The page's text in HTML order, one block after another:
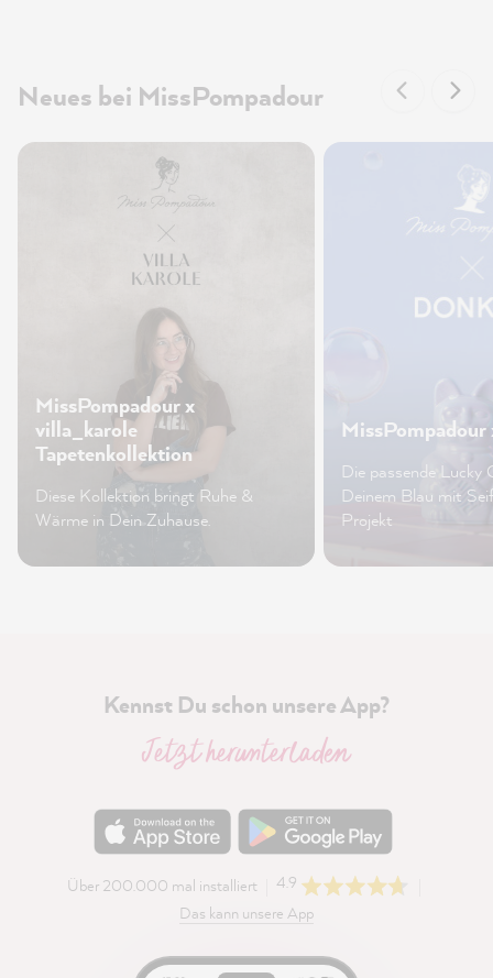
Neues bei MissPompadour
MissPompadour x
villa_karole
Tapetenkollektion
Diese Kollektion bringt Ruhe &
Wärme in Dein Zuhause.
MissPompadour
Die passende Lucky
Deinem Blau mit
Projekt
Kennst Du schon unsere App?
Jetzt herunterladen
Über 200.000 mal installiert
4.9
Das kann unsere App